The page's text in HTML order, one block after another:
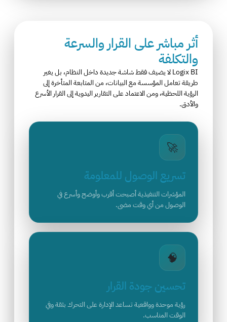
أثر مباشر على القرار والسرعة
والتكلفة
Logix BI لا يضيف فقط شاشة جديدة داخل النظام، بل يغير
طريقة تعامل المؤسسة مع البيانات، من المتابعة المتأخرة إلى
الرؤية اللحظية، ومن الاعتماد على التقارير اليدوية إلى القرار الأسرع
والأدق.
🚀
تسريع الوصول للمعلومة
المؤشرات التنفيذية أصبحت أقرب وأوضح وأسرع في
الوصول من أي وقت مضى.
🧠
تحسين جودة القرار
رؤية موحدة وواقعية تساعد الإدارة على التحرك بثقة وفي
الوقت المناسب.